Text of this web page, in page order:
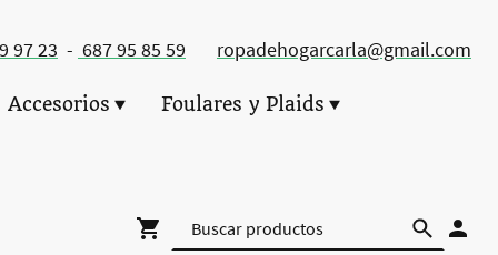
97 23 - 687 95 85 59 ropadehogarcarla@gmail.com
Accesorios Foulares y Plaids